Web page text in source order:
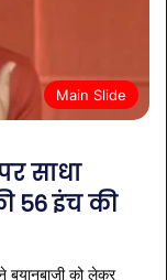
Main Slide
साधा
56 इंच की
बयानबाजी को लेकर